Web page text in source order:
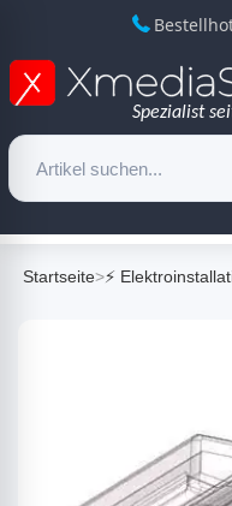
Startseite>⚡